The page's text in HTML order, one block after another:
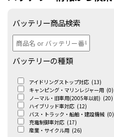
バッテリー商品検索
バッテリーの種類
アイドリングストップ対応 (13)
キャンピング・マリンレジャー用 (0)
ノーマル・旧車用(2005年以前) (20)
ハイブリッド車対応 (12)
バス・トラック・船舶・建設機械 (0)
充電制御車対応 (17)
産業・サイクル用 (26)